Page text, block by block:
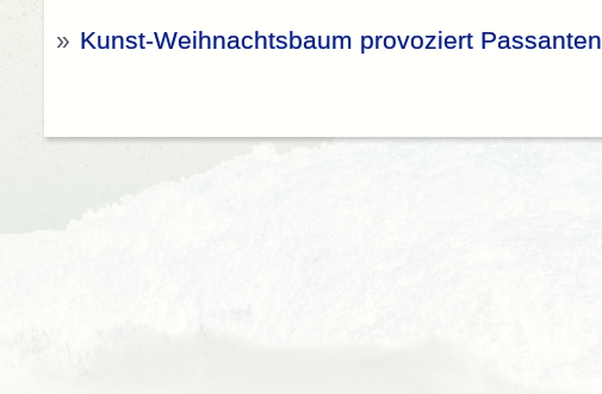
» Kunst-Weihnachtsbaum provoziert Passanten